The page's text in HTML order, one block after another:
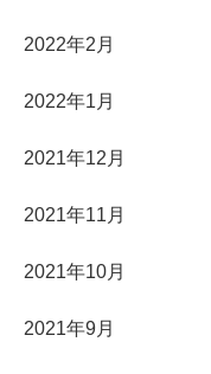
2022年2月
2022年1月
2021年12月
2021年11月
2021年10月
2021年9月